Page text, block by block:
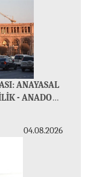
ANAYASAL
- ANADOLU
04.08.2026